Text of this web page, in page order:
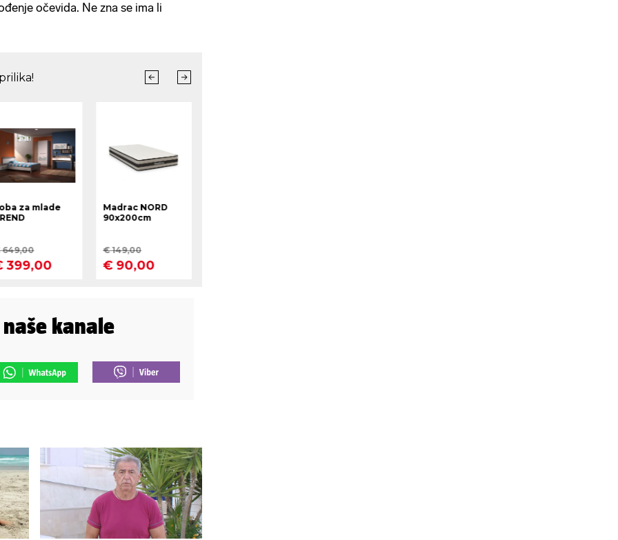
očevida. Ne zna se ima li
kanale